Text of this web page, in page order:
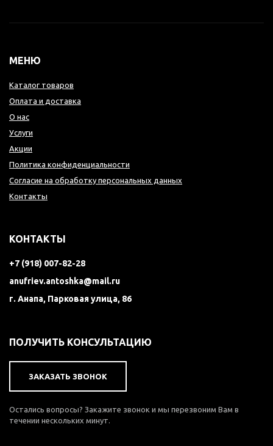
МЕНЮ
Каталог товаров
Оплата и доставка
О нас
Услуги
Акции
Политика конфиденциальности
Согласие на обработку персональных данных
Контакты
КОНТАКТЫ
+7 (918) 007-82-28
anufriev.antoshka@mail.ru
г. Анапа, Парковая улица, 86
ПОЛУЧИТЬ КОНСУЛЬТАЦИЮ
ЗАКАЗАТЬ ЗВОНОК
Остались вопросы? Закажите звонок и мы перезвоним Вам в
течении нескольких минут.